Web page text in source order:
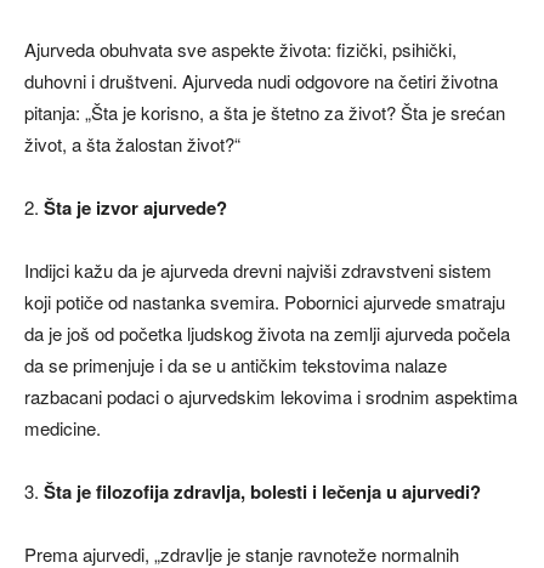
Ajurveda obuhvata sve aspekte života: fizički, psihički,
duhovni i društveni. Ajurveda nudi odgovore na četiri životna
pitanja: „Šta je korisno, a šta je štetno za život? Šta je srećan
život, a šta žalostan život?“
2. Šta je izvor ajurvede?
Indijci kažu da je ajurveda drevni najviši zdravstveni sistem
koji potiče od nastanka svemira. Pobornici ajurvede smatraju
da je još od početka ljudskog života na zemlji ajurveda počela
da se primenjuje i da se u antičkim tekstovima nalaze
razbacani podaci o ajurvedskim lekovima i srodnim aspektima
medicine.
3. Šta je filozofija zdravlja, bolesti i lečenja u ajurvedi?
Prema ajurvedi, „zdravlje je stanje ravnoteže normalnih